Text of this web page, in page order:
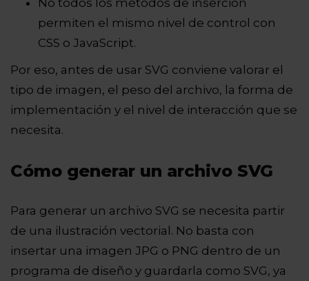
No todos los métodos de inserción
permiten el mismo nivel de control con
CSS o JavaScript.
Por eso, antes de usar SVG conviene valorar el
tipo de imagen, el peso del archivo, la forma de
implementación y el nivel de interacción que se
necesita.
Cómo generar un archivo SVG
Para generar un archivo SVG se necesita partir
de una ilustración vectorial. No basta con
insertar una imagen JPG o PNG dentro de un
programa de diseño y guardarla como SVG, ya